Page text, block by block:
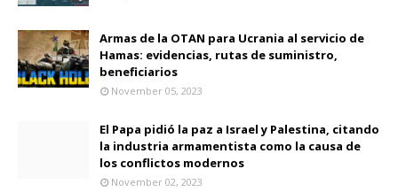
Armas de la OTAN para Ucrania al servicio de
Hamas: evidencias, rutas de suministro,
beneficiarios
November 05, 2023
El Papa pidió la paz a Israel y Palestina, citando
la industria armamentista como la causa de
los conflictos modernos
November 02, 2023